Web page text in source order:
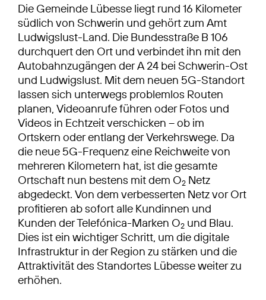
Die Gemeinde Lübesse liegt rund 16 Kilometer
südlich von Schwerin und gehört zum Amt
Ludwigslust-Land. Die Bundesstraße B 106
durchquert den Ort und verbindet ihn mit den
Autobahnzugängen der A 24 bei Schwerin-Ost
und Ludwigslust. Mit dem neuen 5G-Standort
lassen sich unterwegs problemlos Routen
planen, Videoanrufe führen oder Fotos und
Videos in Echtzeit verschicken – ob im
Ortskern oder entlang der Verkehrswege. Da
die neue 5G-Frequenz eine Reichweite von
mehreren Kilometern hat, ist die gesamte
Ortschaft nun bestens mit dem O2 Netz
abgedeckt. Von dem verbesserten Netz vor Ort
profitieren ab sofort alle Kundinnen und
Kunden der Telefónica-Marken O2 und Blau.
Dies ist ein wichtiger Schritt, um die digitale
Infrastruktur in der Region zu stärken und die
Attraktivität des Standortes Lübesse weiter zu
erhöhen.